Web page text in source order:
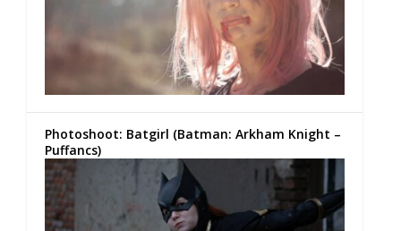
Photoshoot: Batgirl (Batman: Arkham Knight –
Puffancs)